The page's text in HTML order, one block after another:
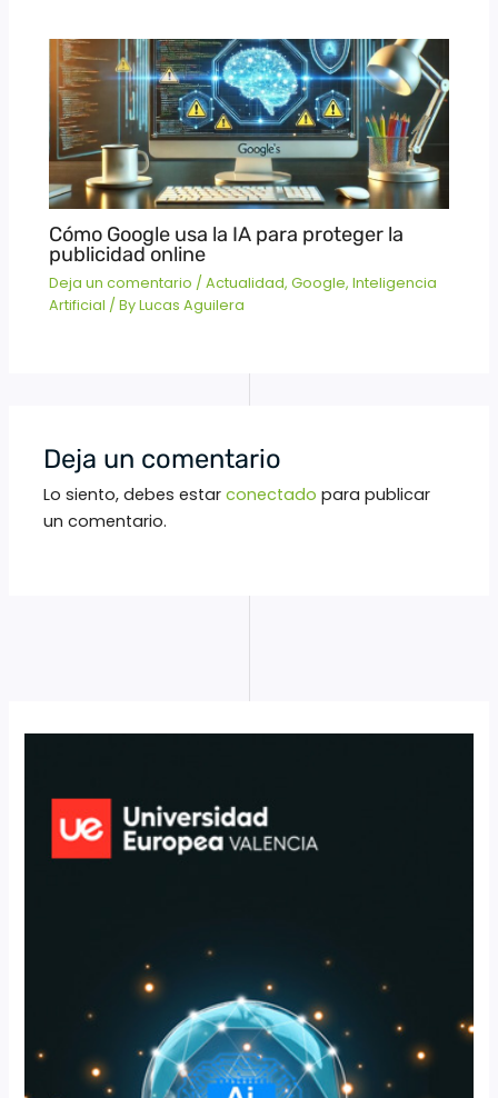
Cómo Google usa la IA para proteger la
publicidad online
Deja un comentario /Actualidad,Google,Inteligencia
Artificial / ByLucas Aguilera
Deja un comentario
Lo siento, debes estarconectado para publicar
un comentario.